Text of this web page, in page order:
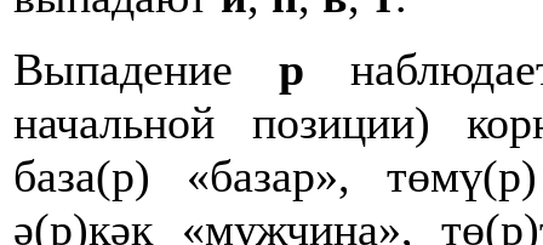
Выпадениер
начальной позиции)
база(р) «базар»,
ә(р)кәк «мужчина»,